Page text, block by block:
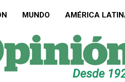
MUNDO AMÉRICA